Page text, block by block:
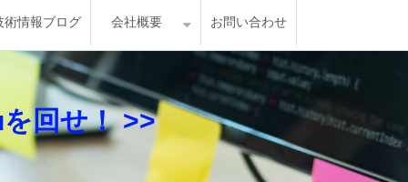
術情報ブログ 会社概要 お問い合わせ
回せ！ >>